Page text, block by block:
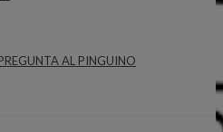
AL PINGUINO